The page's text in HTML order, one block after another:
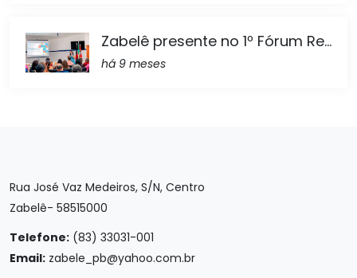
Zabelê presente no 1º Fórum Re...
há 9 meses
Rua José Vaz Medeiros, S/N, Centro
Zabelê- 58515000
Telefone: (83) 33031-001
Email: zabele_pb@yahoo.com.br